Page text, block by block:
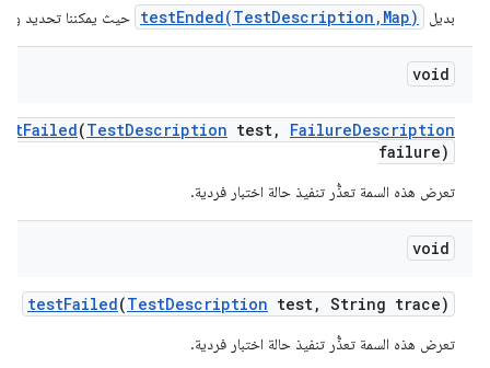
بديل testEnded(TestDescription,Map) حيث يمكننا تحديد وقت
void
Failed(TestDescription test, FailureDescription
failure)
تعرض هذه السمة تعذُّر تنفيذ حالة اختبار فردية.
void
testFailed(TestDescription test, String trace)
تعرض هذه السمة تعذُّر تنفيذ حالة اختبار فردية.